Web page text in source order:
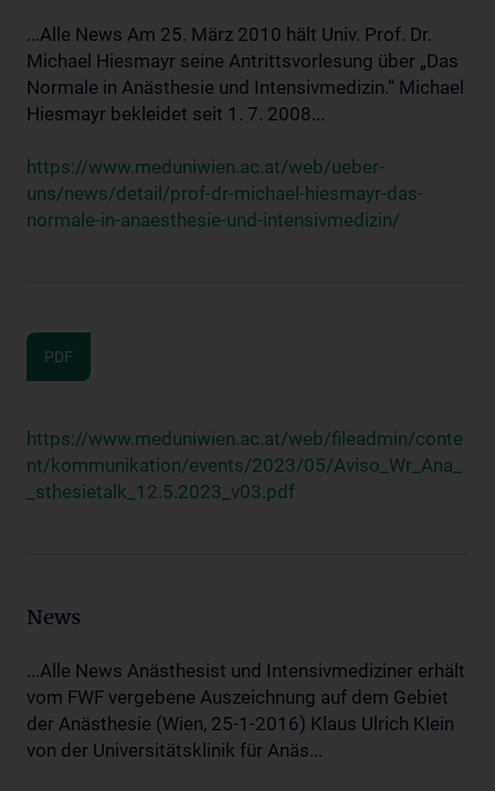
...Alle News Am 25. März 2010 hält Univ. Prof. Dr.
Michael Hiesmayr seine Antrittsvorlesung über „Das
Normale in Anästhesie und Intensivmedizin.“ Michael
Hiesmayr bekleidet seit 1. 7. 2008...
https://www.meduniwien.ac.at/web/ueber-
uns/news/detail/prof-dr-michael-hiesmayr-das-
normale-in-anaesthesie-und-intensivmedizin/
PDF
https://www.meduniwien.ac.at/web/fileadmin/conte
nt/kommunikation/events/2023/05/Aviso_Wr_Ana_
_sthesietalk_12.5.2023_v03.pdf
News
...Alle News Anästhesist und Intensivmediziner erhält
vom FWF vergebene Auszeichnung auf dem Gebiet
der Anästhesie (Wien, 25-1-2016) Klaus Ulrich Klein
von der Universitätsklinik für Anäs...